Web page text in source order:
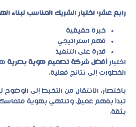
رابع عشر: اختيار الشريك المناسب لبناء
خبرة حقيقية
فهم استراتيجي
قدرة على التنفيذ
اختيار أفضل شركة تصميم هوية بصرية
الخطوات إلى نتائج فعلية.
باختصار، الانتقال من التخبط إلى
تبدأ بفهم عميق وتنتهي بهوية
بثقة.